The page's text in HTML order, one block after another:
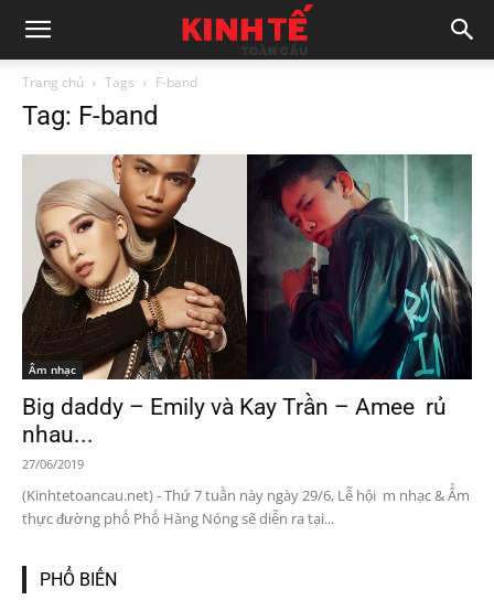
Trang chủ Tags F-band
Tag: F-band
Âm nhạc
Big daddy – Emily và Kay Trần – Amee rủ
nhau...
27/06/2019
(Kinhtetoancau.net) - Thứ 7 tuần này ngày 29/6, Lễ hội m nhạc & Ẩm
thực đường phố Phố Hàng Nóng sẽ diễn ra tại...
PHỔ BIẾN